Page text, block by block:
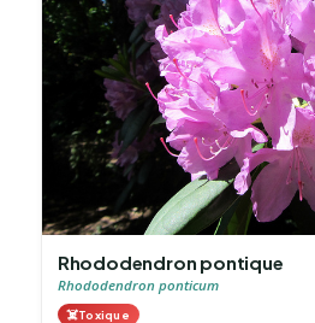
Rhododendron pontique
Rhododendron ponticum
☠️Toxique